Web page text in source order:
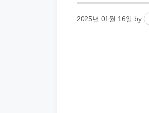
2025년 01월 16일 by